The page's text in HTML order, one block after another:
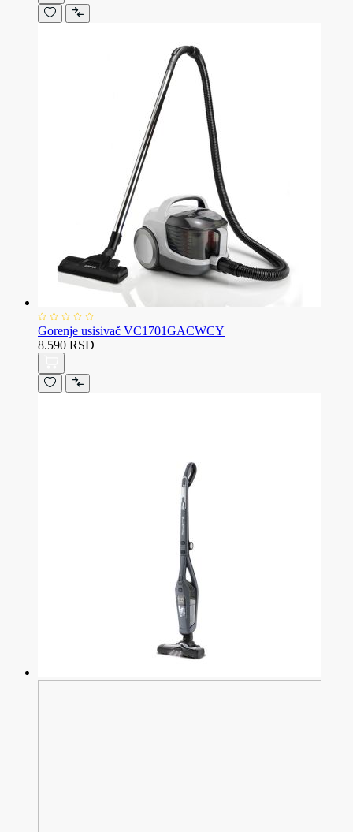
Gorenje usisivač VC1701GACWCY
8.590 RSD